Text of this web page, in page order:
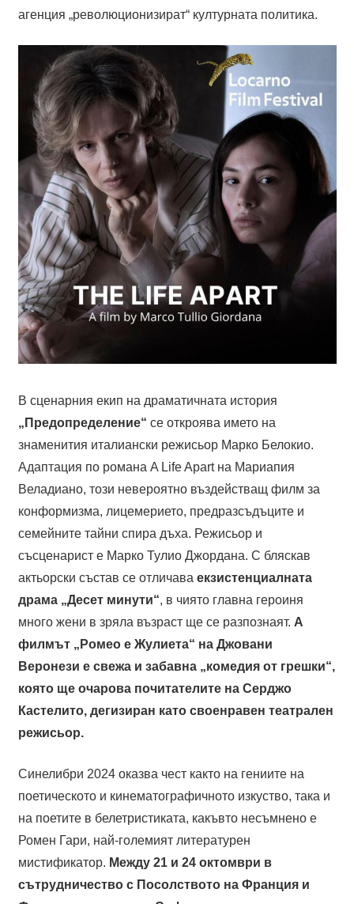
агенция „революционизират“ културната политика.
В сценарния екип на драматичната история
„Предопределение“ се откроява името на
знаменития италиански режисьор Марко Белокио.
Адаптация по романа A Life Apart на Мариапия
Веладиано, този невероятно въздействащ филм за
конформизма, лицемерието, предразсъдъците и
семейните тайни спира дъха. Режисьор и
съсценарист е Марко Тулио Джордана. С бляскав
актьорски състав се отличава екзистенциалната
драма „Десет минути“, в чиято главна героиня
много жени в зряла възраст ще се разпознаят. А
филмът „Ромео е Жулиета“ на Джовани
Веронези е свежа и забавна „комедия от грешки“,
която ще очарова почитателите на Серджо
Кастелито, дегизиран като своенравен театрален
режисьор.
Синелибри 2024 оказва чест както на гениите на
поетическото и кинематографичното изкуство, така и
на поетите в белетристиката, какъвто несъмнено е
Ромен Гари, най-големият литературен
мистификатор. Между 21 и 24 октомври в
сътрудничество с Посолството на Франция и